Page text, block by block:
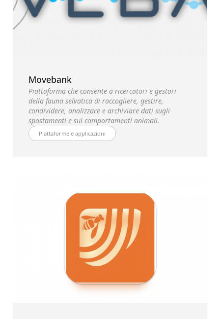
Movebank
Piattaforma che consente a ricercatori e gestori
della fauna selvatica di raccogliere, gestire,
condividere, analizzare e archiviare dati sugli
spostamenti e sui comportamenti animali.
Piattaforme e applicazioni